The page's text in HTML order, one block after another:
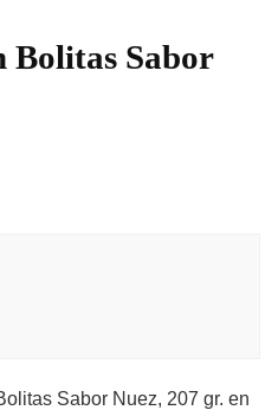
Bolitas Sabor
Sabor Nuez, 207 gr. en